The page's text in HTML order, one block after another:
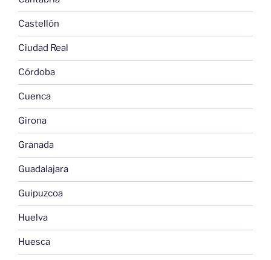
Castellón
Ciudad Real
Córdoba
Cuenca
Girona
Granada
Guadalajara
Guipuzcoa
Huelva
Huesca